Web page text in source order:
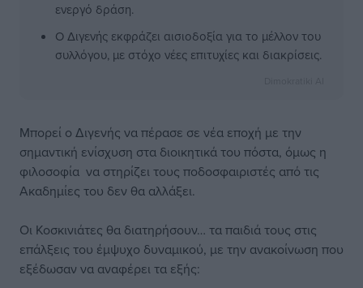
ενεργό δράση.
Ο Διγενής εκφράζει αισιοδοξία για το μέλλον του
συλλόγου, με στόχο νέες επιτυχίες και διακρίσεις.
Μπορεί ο Διγενής να πέρασε σε νέα εποχή με την
σημαντική ενίσχυση στα διοικητικά του πόστα, όμως η
φιλοσοφία να στηρίζει τους ποδοσφαιριστές από τις
Ακαδημίες του δεν θα αλλάξει.
Οι Κοσκινιάτες θα διατηρήσουν… τα παιδιά τους στις
επάλξεις του έμψυχο δυναμικού, με την ανακοίνωση που
εξέδωσαν να αναφέρει τα εξής: